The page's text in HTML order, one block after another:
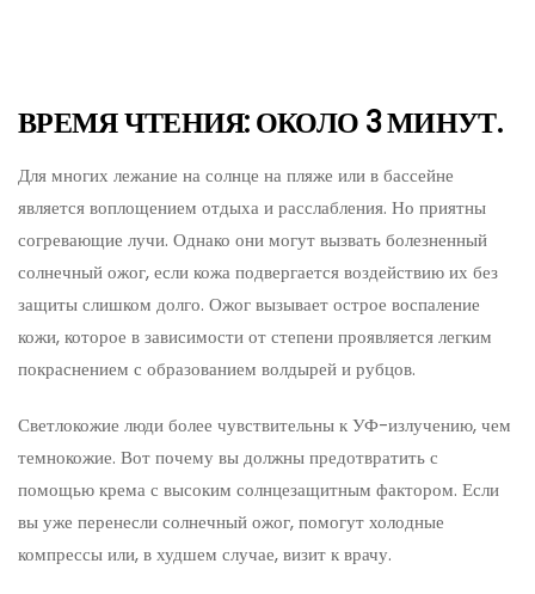
ВРЕМЯ ЧТЕНИЯ: ОКОЛО 3 МИНУТ.
Для многих лежание на солнце на пляже или в бассейне
является воплощением отдыха и расслабления. Но приятны
согревающие лучи. Однако они могут вызвать болезненный
солнечный ожог, если кожа подвергается воздействию их без
защиты слишком долго. Ожог вызывает острое воспаление
кожи, которое в зависимости от степени проявляется легким
покраснением с образованием волдырей и рубцов.
Светлокожие люди более чувствительны к УФ-излучению, чем
темнокожие. Вот почему вы должны предотвратить с
помощью крема с высоким солнцезащитным фактором. Если
вы уже перенесли солнечный ожог, помогут холодные
компрессы или, в худшем случае, визит к врачу.